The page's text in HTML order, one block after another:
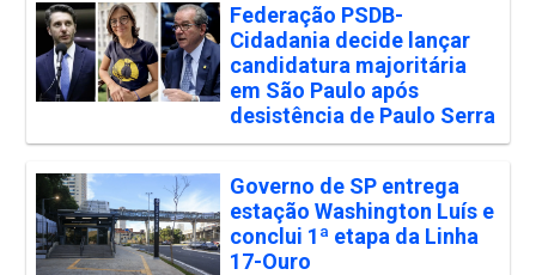
Federação PSDB-
Cidadania decide lançar
candidatura majoritária
em São Paulo após
desistência de Paulo Serra
Governo de SP entrega
estação Washington Luís e
conclui 1ª etapa da Linha
17-Ouro